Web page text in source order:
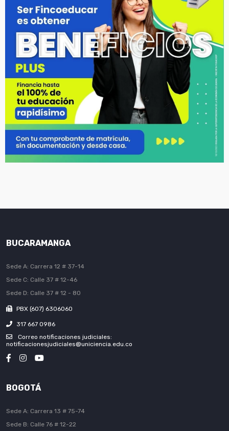
BUCARAMANGA
Sede A: Carrera 12 # 37-14
Sede C: Calle 37 # 12-46
Sede D: Calle 37 # 12 - 80
PBX (607) 6306060
317 667 0986
Correo notificaciones judiciales:
notificacionesjudiciales@uniciencia.edu.co
BOGOTÁ
Sede A: Carrera 13 # 75-74
Sede B: Calle 76 # 12-22